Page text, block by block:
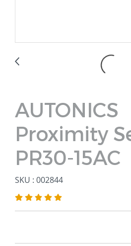
AUTONICS
Proximity
PR30-15AC
SKU : 002844